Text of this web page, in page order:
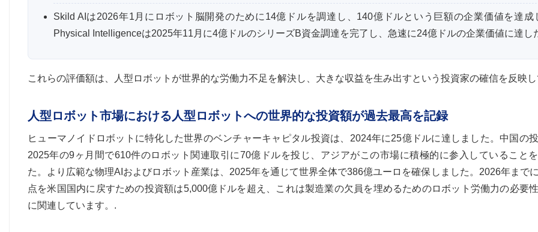
Skild AIは2026年1月にロボット脳開発のために14億ドルを調達し、140億ドルという巨額の企業価値を達成
Physical Intelligenceは2025年11月に4億ドルのシリーズB資金調達を完了し、急速に24億ドルの企業価値に達し
これらの評価額は、人型ロボットが世界的な労働力不足を解決し、大きな収益を生み出すという投資家の確信を反映
人型ロボット市場における人型ロボットへの世界的な投資額が過去最高を記録
ヒューマノイドロボットに特化した世界のベンチャーキャピタル投資は、2024年に25億ドルに達しました。中国の
2025年の9ヶ月間で610件のロボット関連取引に70億ドルを投じ、アジアがこの市場に積極的に参入していること
た。より広範な物理AIおよびロボット産業は、2025年を通じて世界全体で386億ユーロを確保しました。2026年まで
点を米国国内に戻すための投資額は5,000億ドルを超え、これは製造業の欠員を埋めるためのロボット労働力の必要
に関連しています。.